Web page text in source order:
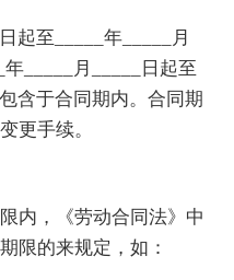
起至_____年_____月
年_____月_____日起至
含于合同期内。合同期
更手续。
内，《劳动合同法》中
限的来规定，如：